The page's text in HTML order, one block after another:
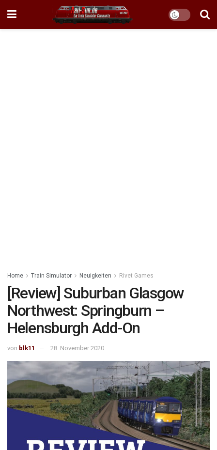
Home Train Simulator Neuigkeiten Rivet Games
[Review] Suburban Glasgow
Northwest: Springburn –
Helensburgh Add-On
von blk11 28. November 2020